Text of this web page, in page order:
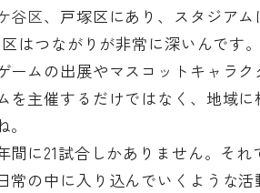
谷区、戸塚区にあり、スタジア
はつながりが非常に深いんです
ームの出展やマスコットキャラク
を主催するだけではなく、地域
間に21試合しかありません。そ
常の中に入り込んでいくような活